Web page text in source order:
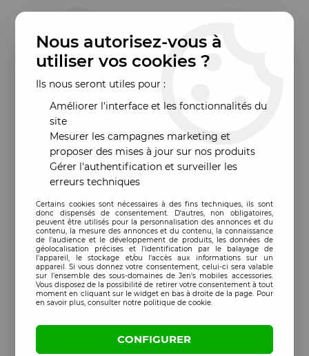
Nous autorisez-vous à
utiliser vos cookies ?
Ils nous seront utiles pour :
Améliorer l'interface et les fonctionnalités du
site
Mesurer les campagnes marketing et
proposer des mises à jour sur nos produits
Gérer l'authentification et surveiller les
erreurs techniques
Certains cookies sont nécessaires à des fins techniques, ils sont
donc dispensés de consentement. D'autres, non obligatoires,
peuvent être utilisés pour la personnalisation des annonces et du
contenu, la mesure des annonces et du contenu, la connaissance
de l'audience et le développement de produits, les données de
géolocalisation précises et l'identification par le balayage de
l'appareil, le stockage et/ou l'accès aux informations sur un
appareil. Si vous donnez votre consentement, celui-ci sera valable
sur l’ensemble des sous-domaines de Jen's mobiles accessories.
Vous disposez de la possibilité de retirer votre consentement à tout
moment en cliquant sur le widget en bas à droite de la page. Pour
en savoir plus, consulter notre politique de cookie.
CONFIGURER